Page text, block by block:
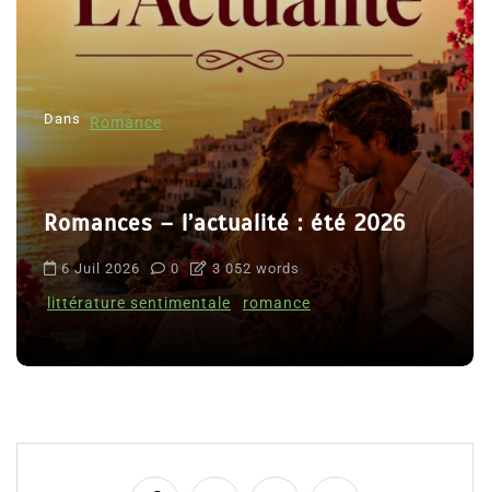
Dans Romance
Romances – l’actualité : été 2026
6 Juil 2026 0 3 052 words
littérature sentimentale romance